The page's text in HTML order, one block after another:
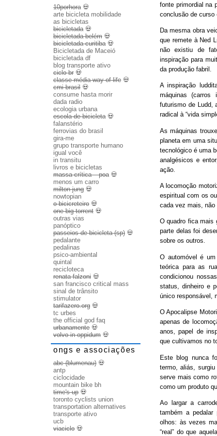
fonte primordial na
conclusão de curso
Da mesma obra
que remete à Ned
não existiu de
inspiração para
da produção fabril.
A inspiração
máquinas (carros
futurismo de Ludd,
radical à “vida
As máquinas
planeta em uma
tecnológico é uma
analgésicos e
ação.
A locomoção
espiritual com os
cada vez mais,
O quadro fica mais
parte delas foi
sobre os outros.
O automóvel é
teórica para as
condicionou
status, dinheiro e
único responsável,
O Apocalipse
apenas de
anos, papel de
que cultivamos no
Este blog nunca
termo, aliás,
serve mais como
como um produto
Ao largar a
também a pedalar
olhos: às vezes
“real” do que
10porhora💀
arte bicicleta mobilidade
as bicicletas
bicicletada💀
bicicletada belém 💀
bicicletada curitiba💀
Bicicletada de Maceió
bicicletada df
blog transporte ativo
ciclo br 💀
classe média way of life 💀
cmi brasil 💀
consume hasta morir
dada radio
ecologia urbana
escola de bicicleta💀
falanstério
ferrovias do brasil
gira-me
grupo transporte humano
igual você
in transitu
livros e bicicletas
massa crítica – poa💀
menos um carro
milton jung 💀
nowtopian
o bicicreteiro 💀
one big torrent 💀
outras vias
panóptico
passeios de bicicleta (sp) 💀
pedalante
pedalinas
psico-ambiental
quintal
recicloteca
renata falzoni 💀
san francisco critical mass
sinal de trânsito
stimulator
tarifazero.org 💀
tc urbes
the official god faq
urbanamente 💀
volvo in oppidum 💀
ongs e associações
abc (blumenau) 💀
antp
ciclocidade
mountain bike bh
time's up 💀
toronto cyclists union
transportation alternatives
transporte ativo
ucb
viaciclo 💀